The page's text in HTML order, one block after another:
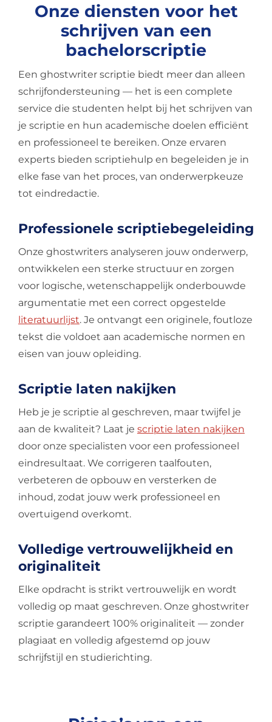
Onze diensten voor het
schrijven van een
bachelorscriptie
Een ghostwriter scriptie biedt meer dan alleen
schrijfondersteuning — het is een complete
service die studenten helpt bij het schrijven van
je scriptie en hun academische doelen efficiënt
en professioneel te bereiken. Onze ervaren
experts bieden scriptiehulp en begeleiden je in
elke fase van het proces, van onderwerpkeuze
tot eindredactie.
Professionele scriptiebegeleiding
Onze ghostwriters analyseren jouw onderwerp,
ontwikkelen een sterke structuur en zorgen
voor logische, wetenschappelijk onderbouwde
argumentatie met een correct opgestelde
literatuurlijst. Je ontvangt een originele, foutloze
tekst die voldoet aan academische normen en
eisen van jouw opleiding.
Scriptie laten nakijken
Heb je je scriptie al geschreven, maar twijfel je
aan de kwaliteit? Laat je scriptie laten nakijken
door onze specialisten voor een professioneel
eindresultaat. We corrigeren taalfouten,
verbeteren de opbouw en versterken de
inhoud, zodat jouw werk professioneel en
overtuigend overkomt.
Volledige vertrouwelijkheid en
originaliteit
Elke opdracht is strikt vertrouwelijk en wordt
volledig op maat geschreven. Onze ghostwriter
scriptie garandeert 100% originaliteit — zonder
plagiaat en volledig afgestemd op jouw
schrijfstijl en studierichting.